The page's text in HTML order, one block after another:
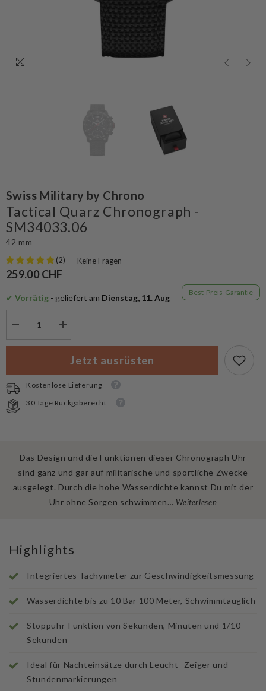
Swiss Military by Chrono
Tactical Quarz Chronograph -
SM34033.06
42 mm
(2) Keine Fragen
259.00 CHF
Best-Preis-Garantie
✔ Vorrätig - geliefert am Dienstag, 11. Aug
für
Chronograph
Menge
für
Swiss
Military
Chronograph
Jetzt ausrüsten
Kostenlose Lieferung
30 Tage Rückgaberecht
Das Design und die Funktionen dieser Chronograph Uhr
sind ganz und gar auf militärische und sportliche Zwecke
ausgelegt. Durch die hohe Wasserdichte kannst Du mit der
Uhr ohne Sorgen schwimmen… Weiterlesen
Highlights
Integriertes Tachymeter zur Geschwindigkeitsmessung
Wasserdichte bis zu 10 Bar 100 Meter, Schwimmtauglich
Stoppuhr-Funktion von Sekunden, Minuten und 1/10
Sekunden
Ideal für Nachteinsätze durch Leucht- Zeiger und
Stundenmarkierungen